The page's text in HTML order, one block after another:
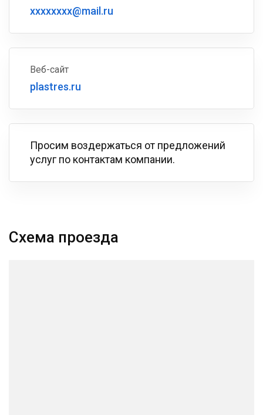
xxxxxxxx@mail.ru
Веб-сайт
plastres.ru
Просим воздержаться от предложений
услуг по контактам компании.
Схема проезда